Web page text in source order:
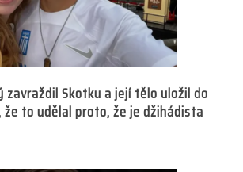
zavraždil Skotku a její tělo uložil do
to udělal proto, že je džihádista